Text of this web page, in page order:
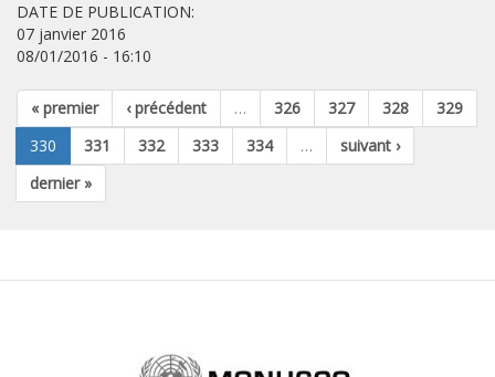
DATE DE PUBLICATION:
07 janvier 2016
08/01/2016 - 16:10
« premier ‹ précédent … 326 327 328
329
330
331 332 333 334 …
suivant ›
dernier »